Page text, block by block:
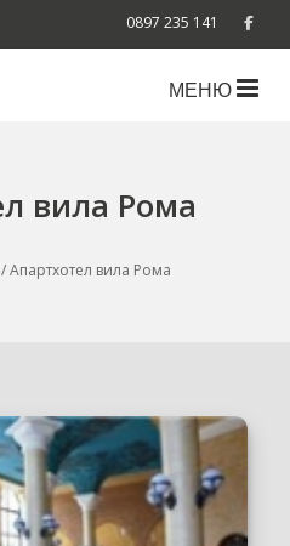
0897 235 141
МЕНЮ
вила Рома
/ Апартхотел вила Рома